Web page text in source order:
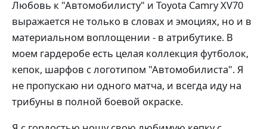
Любовь к "Автомобилисту" и Toyota Camry XV70
выражается не только в словах и эмоциях, но и в
материальном воплощении - в атрибутике. В
моем гардеробе есть целая коллекция футболок,
кепок, шарфов с логотипом "Автомобилиста". Я
не пропускаю ни одного матча, и всегда иду на
трибуны в полной боевой окраске.